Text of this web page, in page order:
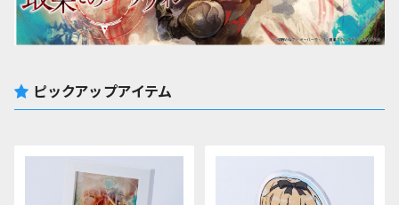
ピックアップアイテム